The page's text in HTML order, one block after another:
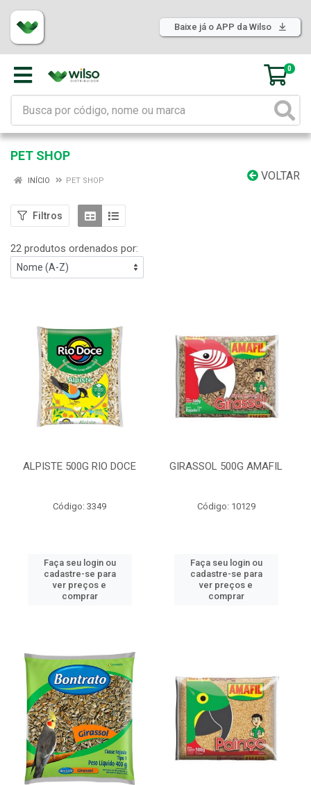
Baixe já o APP da Wilso
0
PET SHOP
VOLTAR
INÍCIO PET SHOP
Filtros
22 produtos ordenados por:
ALPISTE 500G RIO DOCE
Código: 3349
Faça seu login ou
cadastre-se para
ver preços e
comprar
GIRASSOL 500G AMAFIL
Código: 10129
Faça seu login ou
cadastre-se para
ver preços e
comprar